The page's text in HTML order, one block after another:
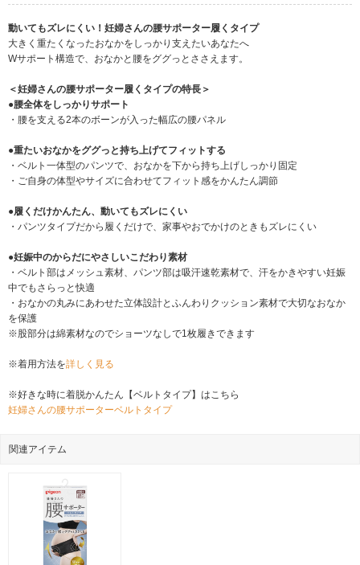
動いてもズレにくい！妊婦さんの腰サポーター履くタイプ
大きく重たくなったおなかをしっかり支えたいあなたへ
Wサポート構造で、おなかと腰をググっとささえます。
＜妊婦さんの腰サポーター履くタイプの特長＞
●腰全体をしっかりサポート
・腰を支える2本のボーンが入った幅広の腰パネル
●重たいおなかをググっと持ち上げてフィットする
・ベルト一体型のパンツで、おなかを下から持ち上げしっかり固定
・ご自身の体型やサイズに合わせてフィット感をかんたん調節
●履くだけかんたん、動いてもズレにくい
・パンツタイプだから履くだけで、家事やおでかけのときもズレにくい
●妊娠中のからだにやさしいこだわり素材
・ベルト部はメッシュ素材、パンツ部は吸汗速乾素材で、汗をかきやすい妊娠
中でもさらっと快適
・おなかの丸みにあわせた立体設計とふんわりクッション素材で大切なおなか
を保護
※股部分は綿素材なのでショーツなしで1枚履きできます
※着用方法を詳しく見る
※好きな時に着脱かんたん【ベルトタイプ】はこちら
妊婦さんの腰サポーターベルトタイプ
関連アイテム